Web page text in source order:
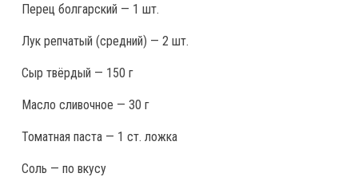
Перец болгарский — 1 шт.
Лук репчатый (средний) — 2 шт.
Сыр твёрдый — 150 г
Масло сливочное — 30 г
Томатная паста — 1 ст. ложка
Соль — по вкусу